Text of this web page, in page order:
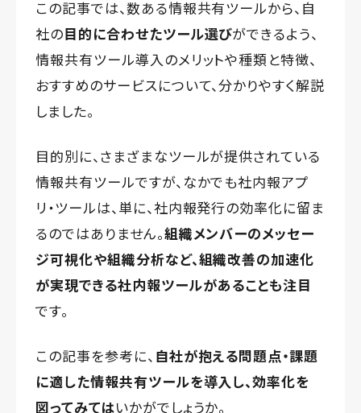
この記事では、数ある情報共有ツールから、自
社の目的に合わせたツール選びができるよう、
情報共有ツール導入のメリットや種類と特徴、
おすすめのサービスについて、分かりやすく解説
しました。
目的別に、さまざまなツールが提供されている
情報共有ツールですが、なかでも社内報アプ
リ・ツールは、単に、社内報発行の効率化に留ま
るのではありません。組織メンバーのメッセー
ジ可視化や組織分析など、組織改善の加速化
が実現できる社内報ツールがあることも注目
です。
この記事を参考に、 自社が抱える問題点・課題
に適した情報共有ツールを導入し、効率化を
図ってみてはいかがでしょうか。